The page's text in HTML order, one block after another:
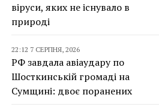
віруси, яких не існувало в
природі
22:12 7 СЕРПНЯ, 2026
РФ завдала авіаудару по
Шосткинській громаді на
Сумщині: двоє поранених